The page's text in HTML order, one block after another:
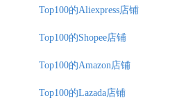
Top100的Aliexpress店铺
Top100的Shopee店铺
Top100的Amazon店铺
Top100的Lazada店铺